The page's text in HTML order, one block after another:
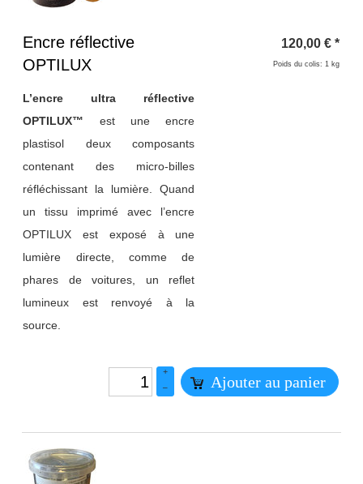
Titre 1
Encre réflective
OPTILUX
L’encre ultra réflective
OPTILUX™ est une encre
plastisol deux composants
contenant des micro-billes
réfléchissant la lumière. Quand
un tissu imprimé avec l’encre
OPTILUX est exposé à une
lumière directe, comme de
phares de voitures, un reflet
lumineux est renvoyé à la
source.
120,00 € *
Poids du colis: 1 kg
+
–
Ajouter au panier